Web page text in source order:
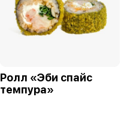
Ролл «Эби спайс
темпура»